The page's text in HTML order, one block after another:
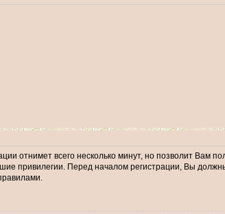
отнимет всего несколько минут, но позволит Вам
привилегии. Перед началом регистрации, Вы